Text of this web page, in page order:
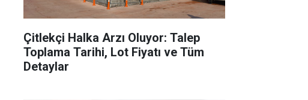
Çitlekçi Halka Arzı Oluyor: Talep
Toplama Tarihi, Lot Fiyatı ve Tüm
Detaylar